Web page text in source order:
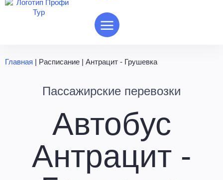
Главная | Расписание | Антрацит - Грушевка
Пассажирские перевозки
Автобус
Антрацит -